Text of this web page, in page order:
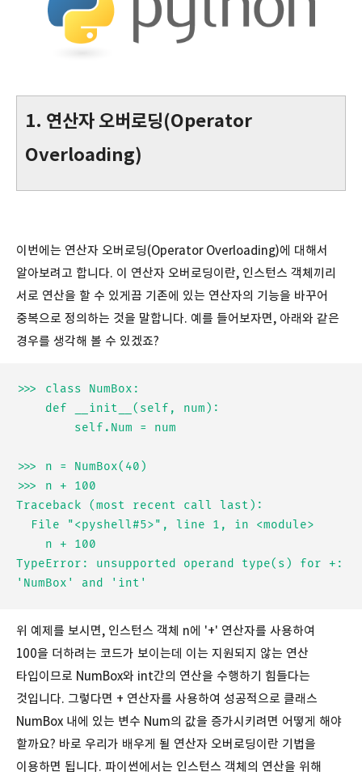
1. 연산자 오버로딩(Operator
Overloading)
이번에는 연산자 오버로딩(Operator Overloading)에 대해서
알아보려고 합니다. 이 연산자 오버로딩이란, 인스턴스 객체끼리
서로 연산을 할 수 있게끔 기존에 있는 연산자의 기능을 바꾸어
중복으로 정의하는 것을 말합니다. 예를 들어보자면, 아래와 같은
경우를 생각해 볼 수 있겠죠?
>>> class NumBox:
>>> n = NumBox(40)
>>> n + 100
Traceback (most recent call last):
TypeError: unsupported operand type(s) for +:
위 예제를 보시면, 인스턴스 객체 n에 '+' 연산자를 사용하여
100을 더하려는 코드가 보이는데 이는 지원되지 않는 연산
타입이므로 NumBox와 int간의 연산을 수행하기 힘들다는
것입니다. 그렇다면 + 연산자를 사용하여 성공적으로 클래스
NumBox 내에 있는 변수 Num의 값을 증가시키려면 어떻게 해야
할까요? 바로 우리가 배우게 될 연산자 오버로딩이란 기법을
이용하면 됩니다. 파이썬에서는 인스턴스 객체의 연산을 위해